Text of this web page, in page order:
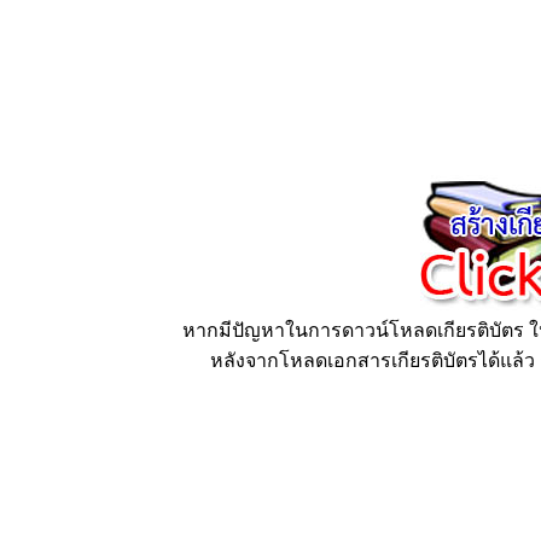
หากมีปัญหาในการดาวน์โหลดเกียรติบัตร
หลังจากโหลดเอกสารเกียรติบัตรได้แล้